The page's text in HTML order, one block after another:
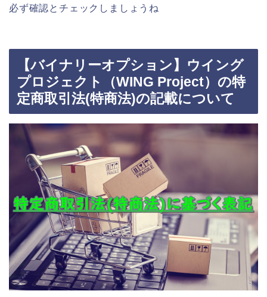
必ず確認とチェックしましょうね
【バイナリーオプション】ウイング
プロジェクト（WING Project）の特
定商取引法(特商法)の記載について